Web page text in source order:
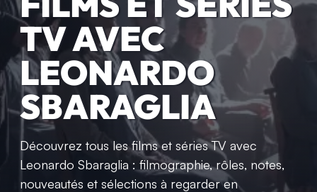
TV AVEC
LEONARDO
SBARAGLIA
Découvrez tous les films et séries TV avec
Leonardo Sbaraglia : filmographie, rôles, notes,
nouveautés et sélections à regarder en